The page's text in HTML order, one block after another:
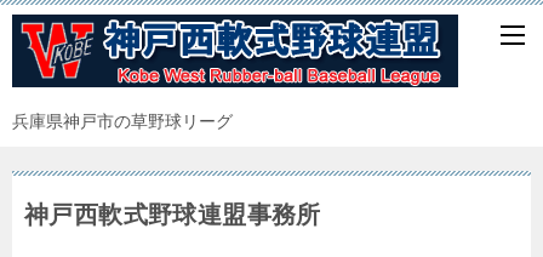
兵庫県神戸市の草野球リーグ
神戸西軟式野球連盟事務所